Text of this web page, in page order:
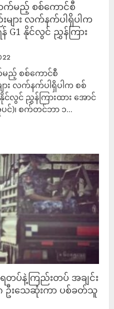
က်မည့် စစ်ကောင်စီ
ား လက်နက်ပါရှိပါက
G1 နိုင်လွင် ညွှန်ကြား
ည့် စစ်ကောင်စီ
လက်နက်ပါရှိပါက စစ်
လွင် ညွှန်ကြားထား အောင်
င်)၊ စက်တင်ဘာ ၁...
တပ်နဲ့ကြည်းတပ် အချင်း
၈ ဦးသေဆုံးကာ ပစ်ခတ်သူ